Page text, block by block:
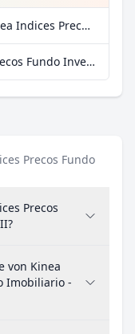
Mehr Fundamentaldaten zu Kinea Indices Precos Fundo Investimento Imobiliario - FII bei Parqet
Mehr Daten zu Kinea Indices Precos Fundo Investimento Imobiliario - FII bei extraETF
Precos Fundo
Precos
von Kinea
Imobiliario -